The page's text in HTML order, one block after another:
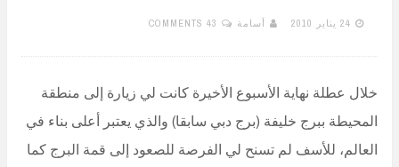
24 يناير 2010 أسامة 43 COMMENTS
خلال عطلة نهاية الأسبوع الأخيرة كانت لي زيارة إلى منطقة
المحيطة ببرج خليفة (برج دبي سابقا) والذي يعتبر أعلى بناء في
العالم، للأسف لم تسنح لي الفرصة للصعود إلى قمة البرج كما